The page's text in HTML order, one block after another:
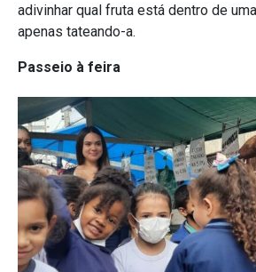
adivinhar qual fruta está dentro de
apenas tateando-a.
Passeio à feira